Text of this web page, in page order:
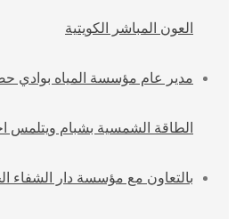
العون المباشر الكويتية
مدير عام مؤسسة المياه بوادي
الطاقة الشمسية بشبام ويتلمس
بالتعاون مع مؤسسة دار الشفاء